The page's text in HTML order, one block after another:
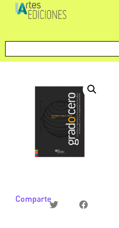
Comparte